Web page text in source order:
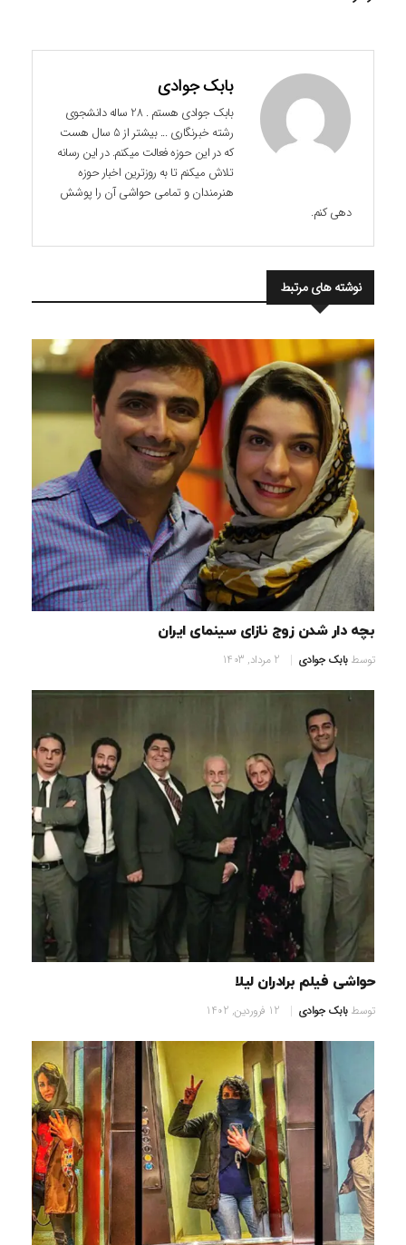
بابک جوادی
بابک جوادی هستم . 28 ساله دانشجوی
رشته خبرنگاری ... بیشتر از 5 سال هست
که در این حوزه فعالت میکنم. در این رسانه
تلاش میکنم تا به روزترین اخبار حوزه
هنرمندان و تمامی حواشی آن را پوشش
دهی کنم.
نوشته های مرتبط
بچه دار شدن زوج نازای سینمای ایران
توسطبابک جوادی 2 مرداد, 1403
حواشی فیلم برادران لیلا
توسطبابک جوادی 12 فروردین, 1402